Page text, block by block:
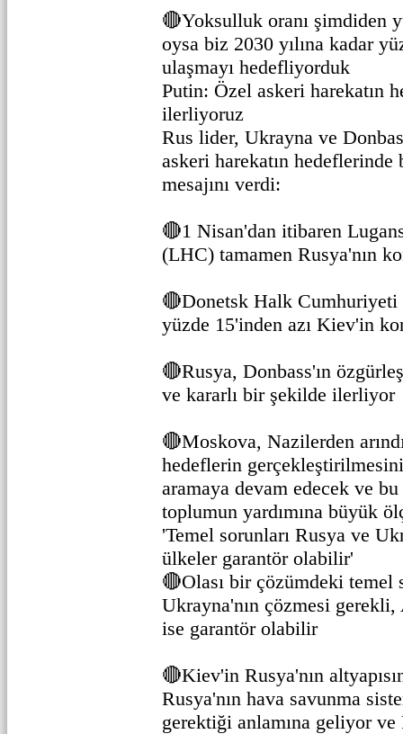
🔴Yoksulluk oranı şimdiden
oysa biz 2030 yılına kadar
ulaşmayı hedefliyorduk
Putin: Özel askeri harekatın
ilerliyoruz
Rus lider, Ukrayna ve
askeri harekatın
mesajını verdi:
🔴1 Nisan'dan itibaren
(LHC) tamamen Rusya'nın
🔴Donetsk Halk Cumhuriyeti
yüzde 15'inden azı Kiev'in
🔴Rusya, Donbass'ın
ve kararlı bir şekilde ilerliyor
🔴Moskova, Nazilerden
hedeflerin
aramaya devam edecek ve
toplumun yardımına büyük
'Temel sorunları Rusya ve
ülkeler garantör olabilir'
🔴Olası bir çözümdeki temel
Ukrayna'nın çözmesi
ise garantör olabilir
🔴Kiev'in Rusya'nın
Rusya'nın hava savunma
gerektiği anlamına geliyor